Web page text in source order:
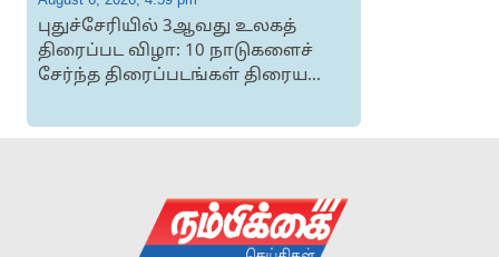
புதுச்சேரியில் 3ஆவது உலகத்
திரைப்பட விழா: 10 நாடுகளைச்
சேர்ந்த திரைப்படங்கள் திரைய...